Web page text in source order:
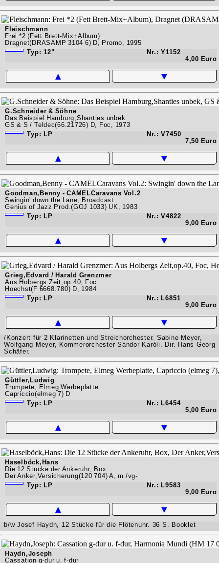
Fleischmann
Frei *2 (Fett Brett-Mix+Album)
Dragnet(DRASAMP 3104 6) D, Promo, 1995
Typ: 12"
Nr.: Y1152
4,00 Euro
▲ ▼
G.Schneider & Söhne
Das Beispiel Hamburg,Shanties unbek
GS & S / Teldec(66.21726) D, Foc, 1973
Typ: LP
Nr.: V7450
7,50 Euro
▲ ▼
Goodman,Benny - CAMELCaravans Vol.2
Swingin' down the Lane, Broadcast
Genius of Jazz Prod.(GOJ 1033) UK, 1983
Typ: LP
Nr.: V4822
9,00 Euro
▲ ▼
Grieg,Edvard / Harald Grenzmer
Aus Holbergs Zeit,op.40, Foc
Hoechst(F 6668.780) D, 1984
Typ: LP
Nr.: L6851
9,00 Euro
▲ ▼
/Konzert für 2 Klarinetten und Streichorchester. Sabine Meyer,
Wolfgang Meyer, Kommerorchester Sándor Karóli. Dir. Hans Georg
Schäfer.
Güttler,Ludwig
Trompete, Elmeg Werbeplatte
Capriccio(elmeg 7) D
Typ: LP
Nr.: L6454
5,00 Euro
▲ ▼
Haselböck,Hans
Die 12 Stücke der Ankeruhr, Box
Der Anker,Versicherung(120 704) A, m /vg-
Typ: LP
Nr.: L9583
9,00 Euro
▲ ▼
b/w Josef Haydn, 12 Stücke für die Flötenuhr. 36 S. Booklet
Haydn,Joseph
Cassation g-dur u. f-dur